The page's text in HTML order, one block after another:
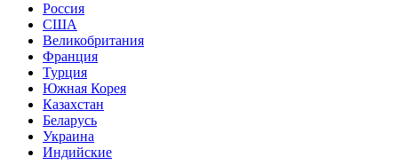
Россия
США
Великобритания
Франция
Турция
Южная Корея
Казахстан
Беларусь
Украина
Индийские